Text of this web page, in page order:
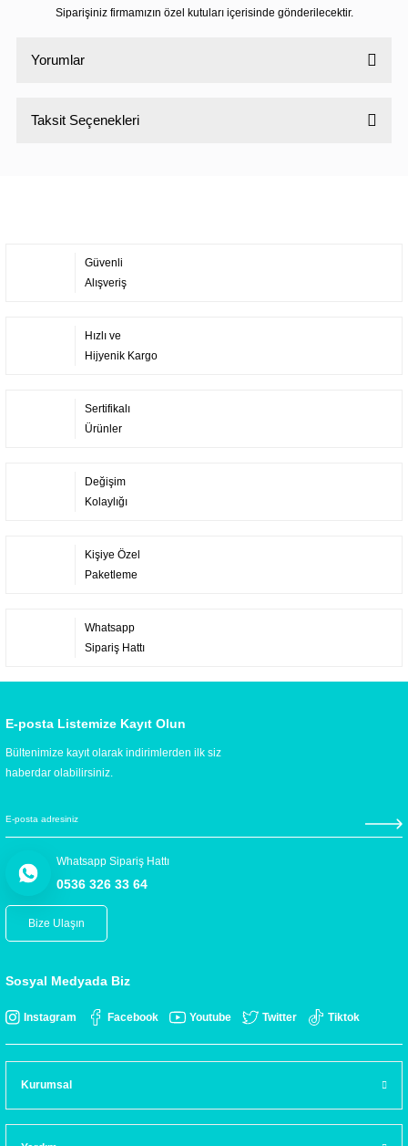
Siparişiniz firmamızın özel kutuları içerisinde gönderilecektir.
Yorumlar
Taksit Seçenekleri
Güvenli
Alışveriş
Hızlı ve
Hijyenik Kargo
Sertifikalı
Ürünler
Değişim
Kolaylığı
Kişiye Özel
Paketleme
Whatsapp
Sipariş Hattı
E-posta Listemize Kayıt Olun
Bültenimize kayıt olarak indirimlerden ilk siz
haberdar olabilirsiniz.
Whatsapp Sipariş Hattı
0536 326 33 64
Bize Ulaşın
Sosyal Medyada Biz
Instagram Facebook Youtube Twitter Tiktok
Kurumsal